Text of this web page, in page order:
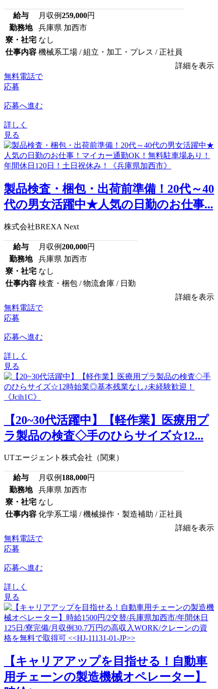
給与 月収例259,000円
勤務地
兵庫県 加西市
寮・社宅 なし
仕事内容 機械系工場 / 組立・加工・プレス / 正社員
詳細を表示
無料電話で
応募
応募へ進む
詳しく
見る
製品検査・梱包・出荷前準備！20代～40
代の男女活躍中★人気の日勤のお仕事...
株式会社BREXA Next
給与 月収例200,000円
勤務地
兵庫県 加西市
寮・社宅 なし
仕事内容 検査・梱包 / 物流倉庫 / 日勤
詳細を表示
無料電話で
応募
応募へ進む
詳しく
見る
【20~30代活躍中】【軽作業】医療用プ
ラ製品の検査◇手のひらサイズ☆12...
UTエージェント株式会社（関東）
給与 月収例 188,000円
勤務地
兵庫県 加西市
寮・社宅 なし
仕事内容 化学系工場 / 機械操作・製造補助 / 正社員
詳細を表示
無料電話で
応募
応募へ進む
詳しく
見る
【キャリアアップを目指せる！自動車
用チェーンの製造機械オペレーター】